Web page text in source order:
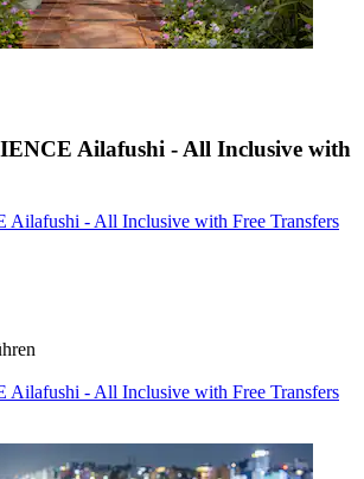
Ailafushi - All Inclusive with
- All Inclusive with Free Transfers
- All Inclusive with Free Transfers